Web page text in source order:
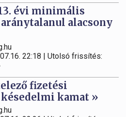
évi minimális
alacsony
22:18 | Utolsó frissítés:
fizetési
kamat »